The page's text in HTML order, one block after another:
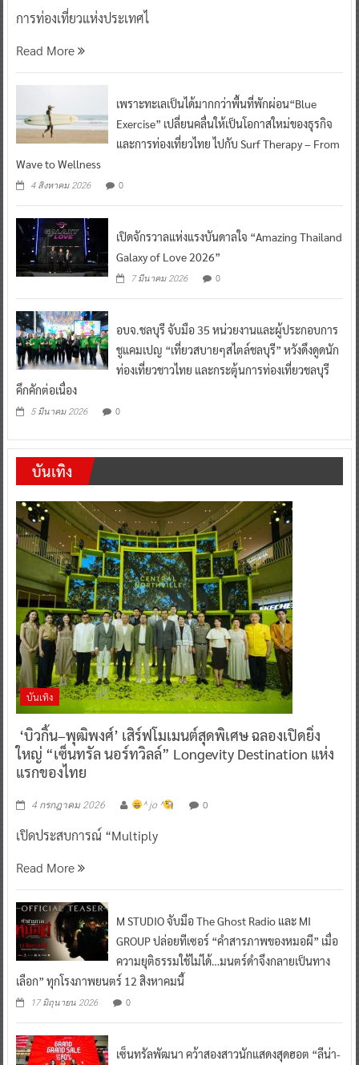
การท่องเที่ยวแห่งประเทศไ
Read More
เพราะทะเลเป็นได้มากกว่าพื้นที่พักผ่อน“Blue
Exercise” เปลี่ยนคลื่นให้เป็นโอกาสใหม่ของธุรกิจ
และการท่องเที่ยวไทย ไปกับ Surf Therapy – From
Wave to Wellness
4 สิงหาคม 2026 0
เปิดจักรวาลแห่งแรงบันดาลใจ “Amazing Thailand
Galaxy of Love 2026”
7 มีนาคม 2026 0
อบจ.ชลบุรี จับมือ 35 หน่วยงานและผู้ประกอบการ
ชูแคมเปญ “เที่ยวสบายๆสไตล์ชลบุรี” หวังดึงดูดนัก
ท่องเที่ยวชาวไทย และกระตุ้นการท่องเที่ยวชลบุรี
คึกคักต่อเนื่อง
5 มีนาคม 2026 0
บันเทิง
บันเทิง
‘บิวกิ้น–พุฒิพงศ์’ เสิร์ฟโมเมนต์สุดพิเศษ ฉลองเปิดยิ่ง
ใหญ่ “เซ็นทรัล นอร์ทวิลล์” Longevity Destination แห่ง
แรกของไทย
4 กรกฎาคม 2026 ^ jo ^ 0
เปิดประสบการณ์ “Multiply
Read More
M STUDIO จับมือ The Ghost Radio และ MI
GROUP ปล่อยทีเซอร์ “คำสารภาพของหมอผี” เมื่อ
ความยุติธรรมใช้ไม่ได้…มนตร์ดำจึงกลายเป็นทาง
เลือก” ทุกโรงภาพยนตร์ 12 สิงหาคมนี้
17 มิถุนายน 2026 0
เซ็นทรัลพัฒนา คว้าสองสาวนักแสดงสุดฮอต “ลีน่า-